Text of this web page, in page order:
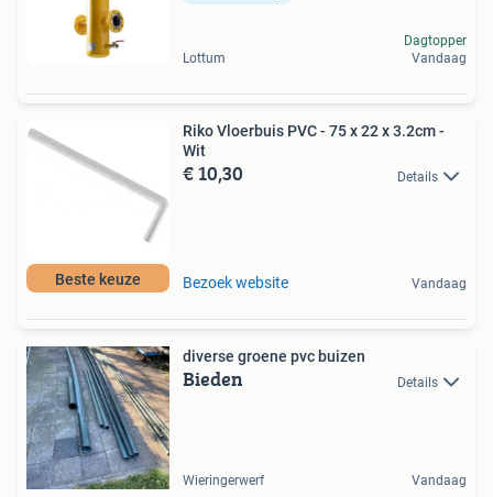
Lottum
Dagtopper
Vandaag
Beste keuze
Riko Vloerbuis PVC - 75 x 22 x 3.2cm -
Wit
€ 10,30 Details
Bezoek website Vandaag
diverse groene pvc buizen
Bieden Details
Wieringerwerf Vandaag